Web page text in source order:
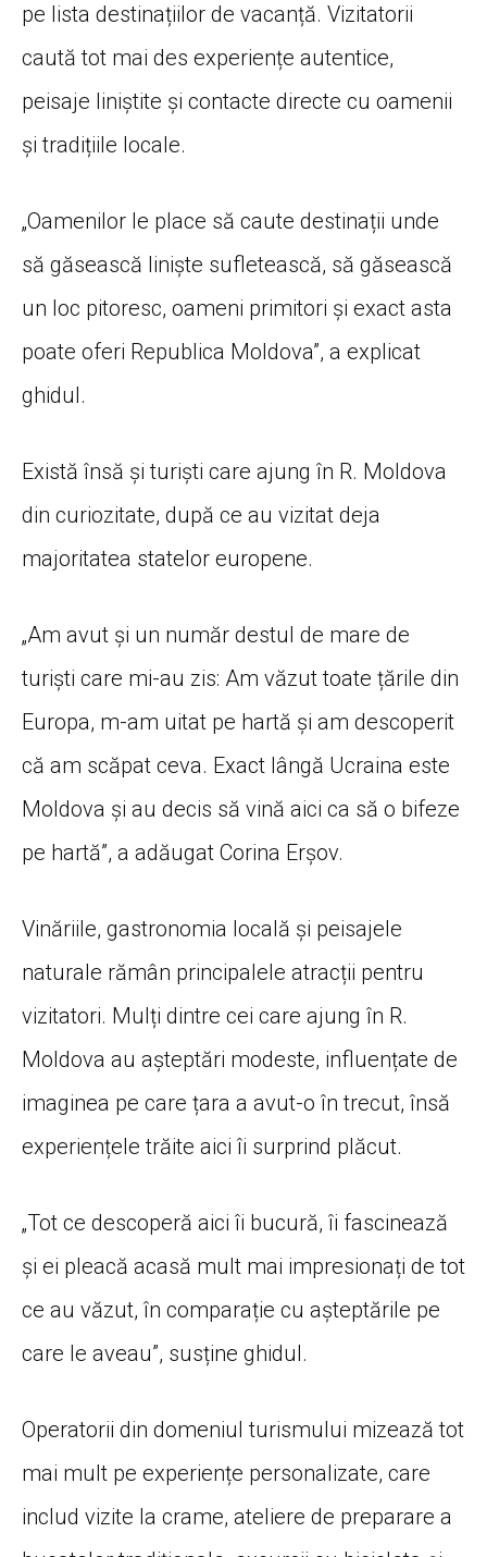
pe lista destinațiilor de vacanță. Vizitatorii
caută tot mai des experiențe autentice,
peisaje liniștite și contacte directe cu oamenii
și tradițiile locale.
„Oamenilor le place să caute destinații unde
să găsească liniște sufletească, să găsească
un loc pitoresc, oameni primitori și exact asta
poate oferi Republica Moldova”, a explicat
ghidul.
Există însă și turiști care ajung în R. Moldova
din curiozitate, după ce au vizitat deja
majoritatea statelor europene.
„Am avut și un număr destul de mare de
turiști care mi-au zis: Am văzut toate țările din
Europa, m-am uitat pe hartă și am descoperit
că am scăpat ceva. Exact lângă Ucraina este
Moldova și au decis să vină aici ca să o bifeze
pe hartă”, a adăugat Corina Erșov.
Vinăriile, gastronomia locală și peisajele
naturale rămân principalele atracții pentru
vizitatori. Mulți dintre cei care ajung în R.
Moldova au așteptări modeste, influențate de
imaginea pe care țara a avut-o în trecut, însă
experiențele trăite aici îi surprind plăcut.
„Tot ce descoperă aici îi bucură, îi fascinează
și ei pleacă acasă mult mai impresionați de tot
ce au văzut, în comparație cu așteptările pe
care le aveau”, susține ghidul.
Operatorii din domeniul turismului mizează tot
mai mult pe experiențe personalizate, care
includ vizite la crame, ateliere de preparare a